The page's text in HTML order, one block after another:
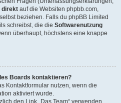
direkt auf die Websiten phpbb.com,
beziehen. Falls du phpBB Limited
schreibst, die die Softwarenutzung
überhaupt, höchstens eine knappe
Boards kontaktieren?
Kontaktformular nutzen, wenn die
aktiviert wurde.
den Link „Das Team“ verwenden.